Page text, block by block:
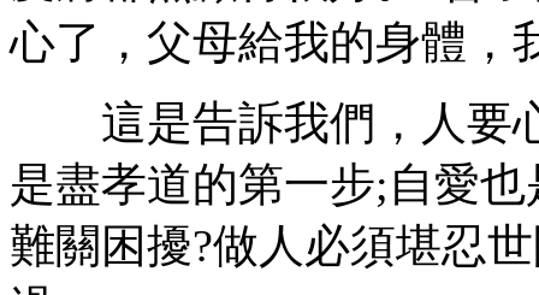
心了，父母給我的身體，
這是告訴我們，人要
是盡孝道的第一步;自愛
難關困擾?做人必須堪忍